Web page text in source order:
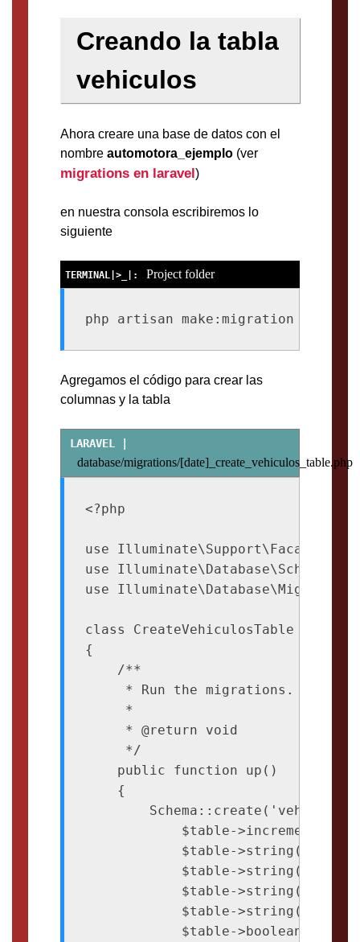
Creando la tabla
vehiculos
Ahora creare una base de datos con el
nombre automotora_ejemplo (ver
migrations en laravel)
en nuestra consola escribiremos lo
siguiente
Project folder
php artisan make:migration
Agregamos el código para crear las
columnas y la tabla
database/migrations/[date]_create_vehiculos_table.php
<?php
use
use
use
class CreateVehiculosTable
{
    /**
     * Run the migrations.
     *
     * @return void
     */
    public function up()
    {
$table-
$table-
$table-
$table-
$table-
$table-